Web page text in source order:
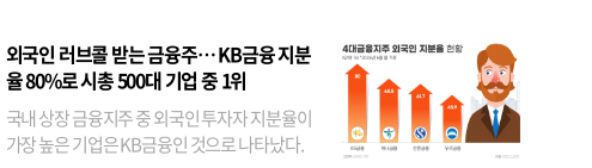
외국인 러브콜 받는 금융주… KB금융 지분
율 80%로 시총 500대 기업 중 1위
국내 상장 금융지주 중 외국인 투자자 지분율이
가장 높은 기업은 KB금융인 것으로 나타났다.